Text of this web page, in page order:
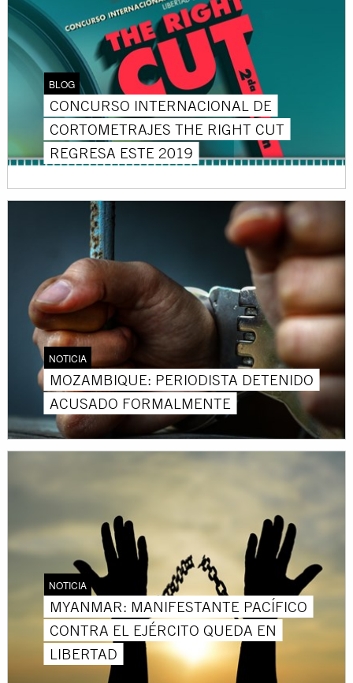
BLOG
CONCURSO INTERNACIONAL DE
CORTOMETRAJES THE RIGHT CUT
REGRESA ESTE 2019
NOTICIA
MOZAMBIQUE: PERIODISTA DETENIDO
ACUSADO FORMALMENTE
NOTICIA
MYANMAR: MANIFESTANTE PACÍFICO
CONTRA EL EJÉRCITO QUEDA EN
LIBERTAD